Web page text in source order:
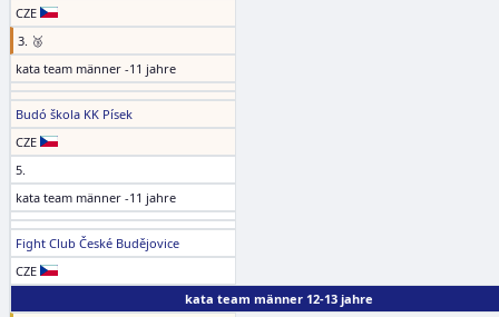
CZE
3. 🥉
kata team männer -11 jahre
Budó škola KK Písek
CZE
5.
kata team männer -11 jahre
Fight Club České Budějovice
CZE
kata team männer 12-13 jahre